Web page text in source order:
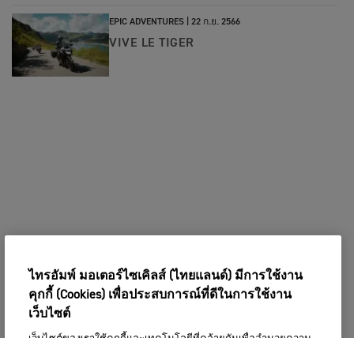
EPIC ADVENTURES | 22 ก.ย. 2566
VIVE LE TIGER
ไทรอัมพ์ มอเตอร์ไซเคิลส์ (ไทยแลนด์) มีการใช้งาน
คุกกี้ (Cookies) เพื่อประสบการณ์ที่ดีในการใช้งาน
เว็บไซต์